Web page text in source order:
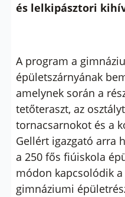
és lelkipásztori
A program a
épületszárnyának
amelynek során a
tetőteraszt, az
tornacsarnokot és a
Gellért igazgató arra
a 250 fős fiúiskola
módon kapcsolódik a
gimnáziumi